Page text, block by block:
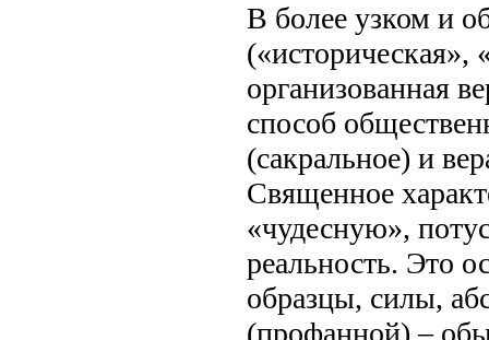
В более узком и
(«историческая»,
организованная
способ
(сакральное) и
Священное
«чудесную»,
реальность. Это
образцы, силы,
(профанной) –